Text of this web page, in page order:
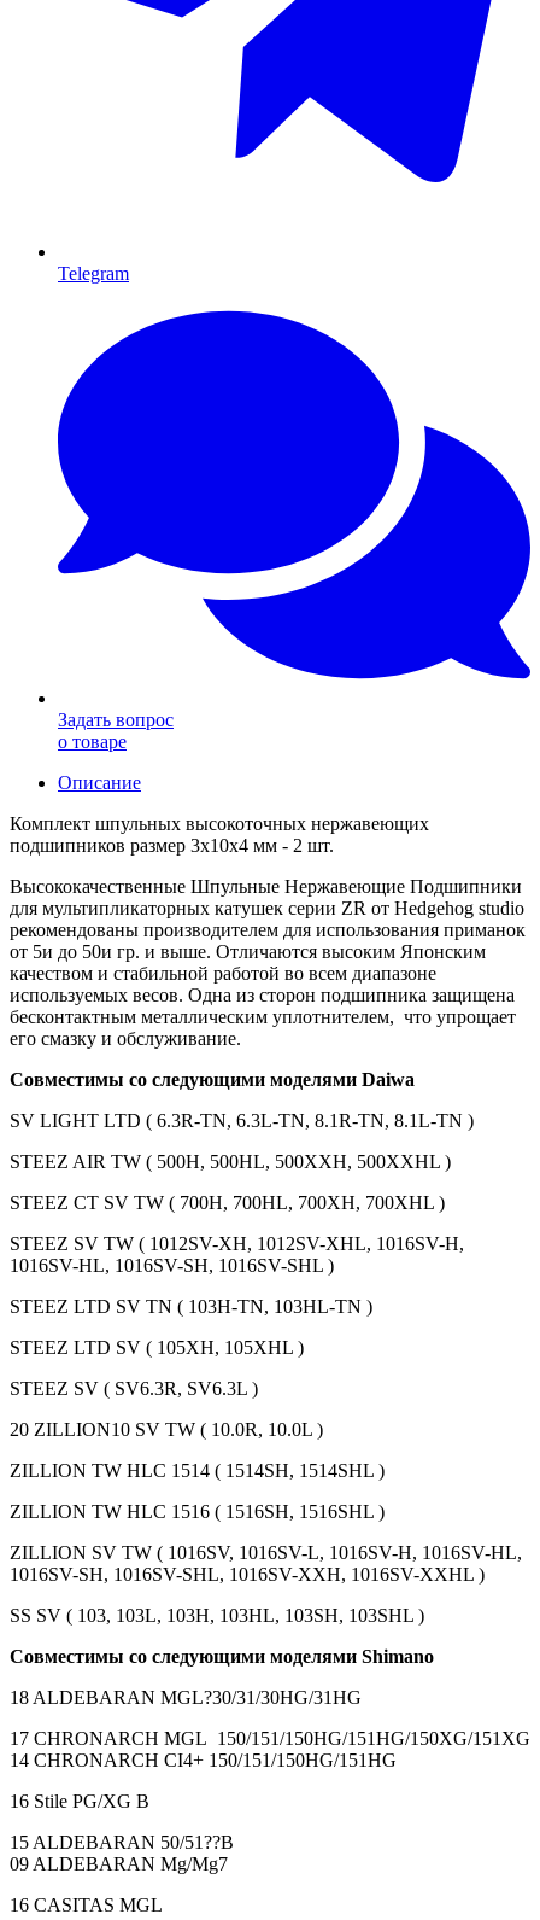
Telegram
Задать вопрос
о товаре
Описание
Комплект шпульных высокоточных нержавеющих
подшипников размер 3х10х4 мм - 2 шт.
Высококачественные Шпульные Нержавеющие Подшипники
для мультипликаторных катушек серии ZR от Hedgehog studio
рекомендованы производителем для использования приманок
от 5и до 50и гр. и выше. Отличаются высоким Японским
качеством и стабильной работой во всем диапазоне
используемых весов. Одна из сторон подшипника защищена
бесконтактным металлическим уплотнителем, что упрощает
его смазку и обслуживание.
Совместимы со следующими моделями Daiwa
SV LIGHT LTD ( 6.3R-TN, 6.3L-TN, 8.1R-TN, 8.1L-TN )
STEEZ AIR TW ( 500H, 500HL, 500XXH, 500XXHL )
STEEZ CT SV TW ( 700H, 700HL, 700XH, 700XHL )
STEEZ SV TW ( 1012SV-XH, 1012SV-XHL, 1016SV-H,
1016SV-HL, 1016SV-SH, 1016SV-SHL )
STEEZ LTD SV TN ( 103H-TN, 103HL-TN )
STEEZ LTD SV ( 105XH, 105XHL )
STEEZ SV ( SV6.3R, SV6.3L )
20 ZILLION10 SV TW ( 10.0R, 10.0L )
ZILLION TW HLC 1514 ( 1514SH, 1514SHL )
ZILLION TW HLC 1516 ( 1516SH, 1516SHL )
ZILLION SV TW ( 1016SV, 1016SV-L, 1016SV-H, 1016SV-HL,
1016SV-SH, 1016SV-SHL, 1016SV-XXH, 1016SV-XXHL )
SS SV ( 103, 103L, 103H, 103HL, 103SH, 103SHL )
Совместимы со следующими моделями Shimano
18 ALDEBARAN MGL?30/31/30HG/31HG
17 CHRONARCH MGL 150/151/150HG/151HG/150XG/151XG
14 CHRONARCH CI4+ 150/151/150HG/151HG
16 Stile PG/XG B
15 ALDEBARAN 50/51??B
09 ALDEBARAN Mg/Mg7
16 CASITAS MGL